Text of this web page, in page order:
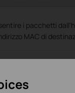
i pacchetti
MAC di